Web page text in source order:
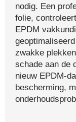
nodig. Een
folie,
EPDM
zwakke
schade aan de
nieuw EPDM-
bescherming,